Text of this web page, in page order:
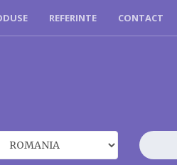
REFERINTE CONTACT